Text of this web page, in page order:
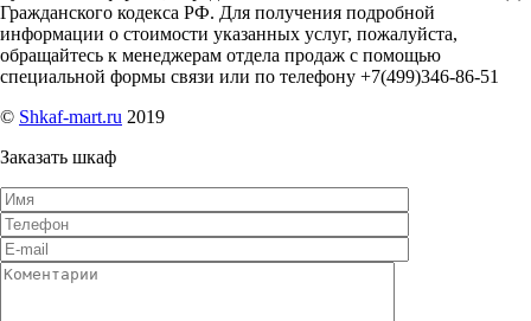
Гражданского кодекса РФ. Для получения подробной
информации о стоимости указанных услуг, пожалуйста,
обращайтесь к менеджерам отдела продаж с помощью
специальной формы связи или по телефону +7(499)346-86-51
© Shkaf-mart.ru 2019
Заказать шкаф